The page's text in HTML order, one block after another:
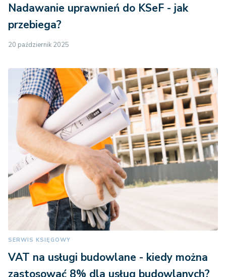
Nadawanie uprawnień do KSeF - jak
przebiega?
20 październik 2025
SERWIS KSIĘGOWY
VAT na usługi budowlane - kiedy można
zastosować 8% dla usług budowlanych?